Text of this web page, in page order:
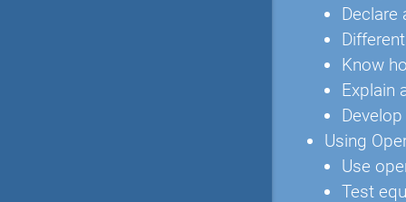
Declare
Know
Explain
Using
Use
Test